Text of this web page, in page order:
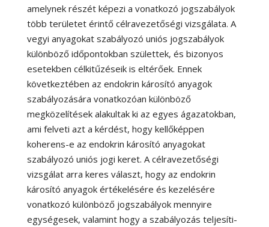
amelynek részét képezi a vonatkozó jogszabályok
több területet érintő célravezetőségi vizsgálata. A
vegyi anyagokat szabályozó uniós jogszabályok
különböző időpontokban születtek, és bizonyos
esetekben célkitűzéseik is eltérőek. Ennek
következtében az endokrin károsító anyagok
szabályozására vonatkozóan különböző
megközelítések alakultak ki az egyes ágazatokban,
ami felveti azt a kérdést, hogy kellőképpen
koherens-e az endokrin károsító anyagokat
szabályozó uniós jogi keret. A célravezetőségi
vizsgálat arra keres választ, hogy az endokrin
károsító anyagok értékelésére és kezelésére
vonatkozó különböző jogszabályok mennyire
egységesek, valamint hogy a szabályozás teljesíti-